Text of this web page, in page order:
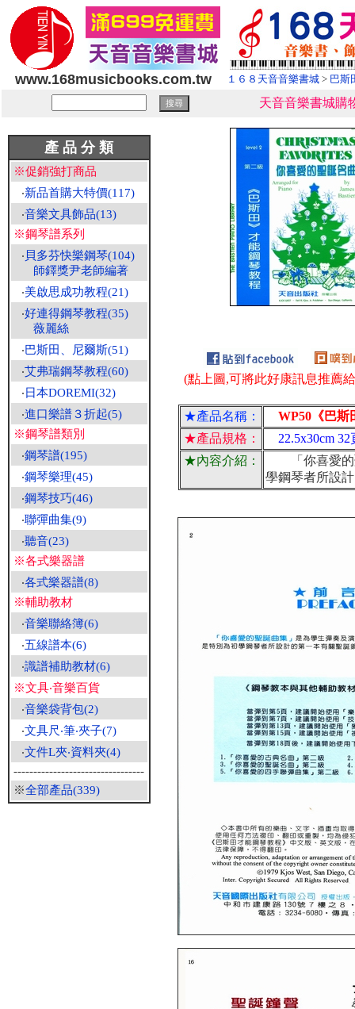
www.168musicbooks.com.tw １６８天音音樂書城 > 巴斯
天音音樂書城購
產 品 分 類
※促銷強打商品
‧新品首購大特價(117)
‧音樂文具飾品(13)
※鋼琴譜系列
‧ 貝多芬快樂鋼琴(104)
師鐸獎尹老師編著
‧美啟思成功教程(21)
‧好連得鋼琴教程(35)
薇麗絲
‧巴斯田、尼爾斯(51)
‧艾弗瑞鋼琴教程(60)
‧ 日本DOREMI(32)
‧進口樂譜３折起(5)
※鋼琴譜類別
‧鋼琴譜(195)
‧鋼琴樂理(45)
‧鋼琴技巧(46)
‧聯彈曲集(9)
‧聽音(23)
※各式樂器譜
‧各式樂器譜(8)
※輔助教材
‧音樂聯絡簿(6)
‧五線譜本(6)
‧識譜補助教材(6)
※文具‧音樂百貨
‧音樂袋背包(2)
‧文具尺‧筆‧夾子(7)
‧文件L夾‧資料夾(4)
---------------------------------
※全部產品(339)
(點上圖,可將此好康訊息推薦
★產品名稱：
WP50《巴斯
★產品規格：
22.5x30cm 32
★內容介紹：
「你喜愛的
學鋼琴者所設